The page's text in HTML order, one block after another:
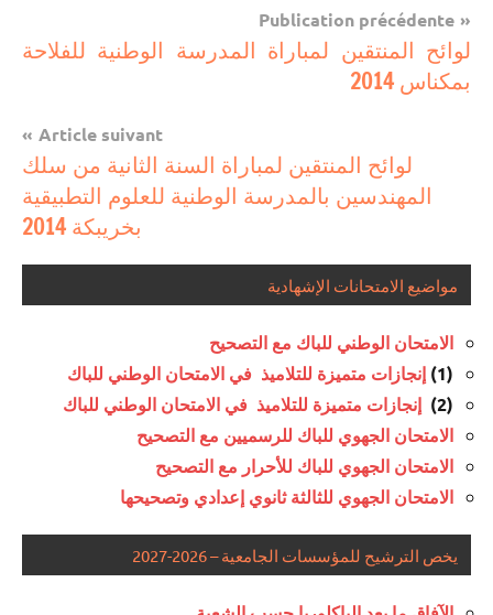
مباريات
Navigation
de
l’article
Publication précédente
لوائح المنتقين لمباراة المدرسة الوطنية للفلاحة
بمكناس 2014
Article suivant
لوائح المنتقين لمباراة السنة الثانية من سلك
المهندسين بالمدرسة الوطنية للعلوم التطبيقية
بخريبكة 2014
مواضيع الامتحانات الإشهادية
الامتحان الوطني للباك مع التصحيح
(1)
إنجازات متميزة للتلاميذ في الامتحان الوطني للباك
(2)
إنجازات متميزة للتلاميذ في الامتحان الوطني للباك
الامتحان الجهوي للباك للرسميين مع التصحيح
الامتحان الجهوي للباك للأحرار مع التصحيح
الامتحان الجهوي للثالثة ثانوي إعدادي وتصحيحها
يخص الترشيح للمؤسسات الجامعية – 2026-2027